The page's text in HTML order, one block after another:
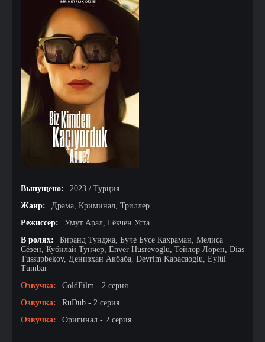
Выпущено:
2023 / Турция
Жанр:
Драма, Криминал, Триллер
Режиссер:
Умут Арал, Гёкчен Уста
В ролях:
Биранд Тунджа, Буче Бусе Кахраман, Мелиса
Сёзен, Кубилай Тунчер, Enver Husrevoglu, Тейлор Лорен, Dias
Tussupbekov, Денизхан Акбаба, Devrim Kabacaoglu, Eylül
Tumbar
Озвучка:
ColdFilm - 2 серия
Озвучка:
RuDub - 2 серия
Озвучка:
Оригинал - 2 серия